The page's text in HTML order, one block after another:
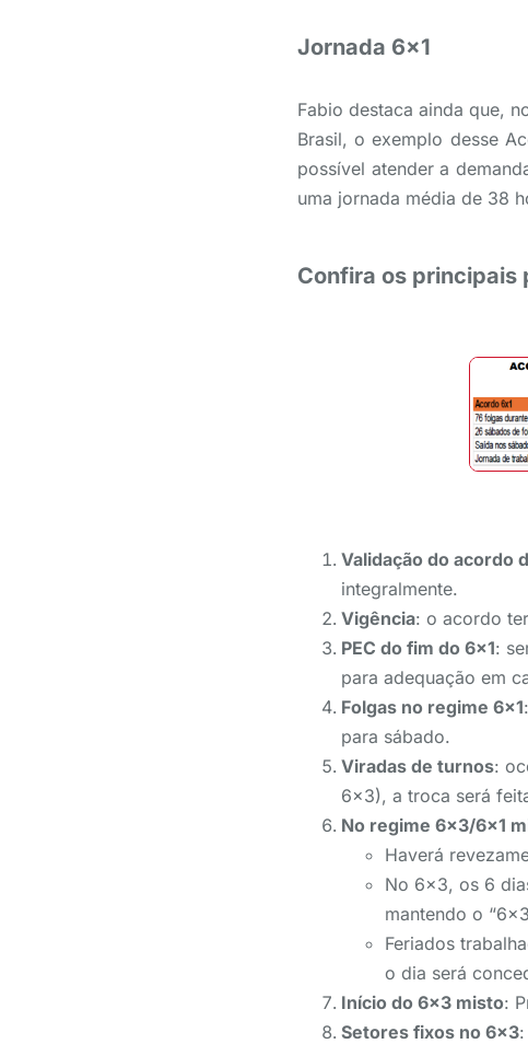
Jornada 6×1
Fabio destaca ainda que,
Brasil, o exemplo desse
possível atender a
uma jornada média de 38
Confira os principais
Validação do acordo
integralmente.
Vigência: o acordo
PEC do fim do 6×1:
para adequação em
Folgas no regime 6×1
para sábado.
Viradas de turnos:
6×3), a troca será
No regime 6×3/6×1
Haverá
No 6×3, os 6
mantendo o
Feriados
o dia será
Início do 6×3 misto:
Setores fixos no 6×3